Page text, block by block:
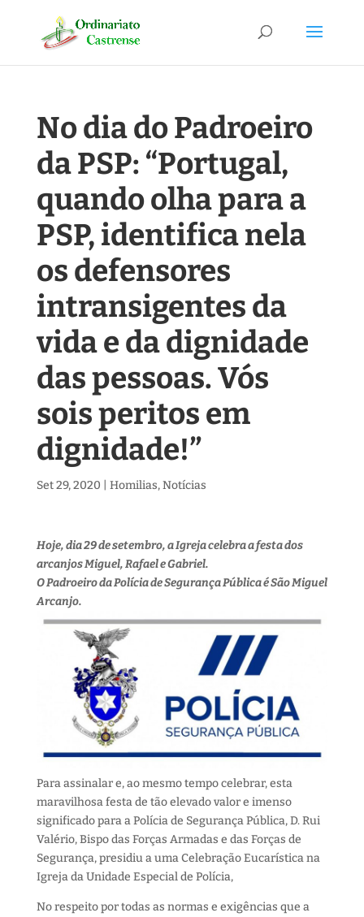
No dia do Padroeiro
da PSP: “Portugal,
quando olha para a
PSP, identifica nela
os defensores
intransigentes da
vida e da dignidade
das pessoas. Vós
sois peritos em
dignidade!”
Set 29, 2020 Homilias,Notícias
Hoje, dia 29 de setembro, a Igreja celebra a festa dos
arcanjos Miguel, Rafael e Gabriel.
O Padroeiro da Polícia de Segurança Pública é São Miguel
Arcanjo.
Para assinalar e, ao mesmo tempo celebrar, esta
maravilhosa festa de tão elevado valor e imenso
significado para a Polícia de Segurança Pública, D. Rui
Valério, Bispo das Forças Armadas e das Forças de
Segurança, presidiu a uma Celebração Eucarística na
Igreja da Unidade Especial de Polícia,
No respeito por todas as normas e exigências que a